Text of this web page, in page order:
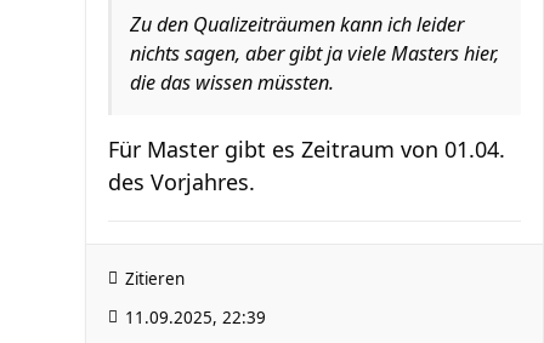
Zu den Qualizeiträumen kann ich leider
nichts sagen, aber gibt ja viele Masters hier,
die das wissen müssten.
Für Master gibt es Zeitraum von 01.04.
des Vorjahres.
Zitieren
11.09.2025, 22:39